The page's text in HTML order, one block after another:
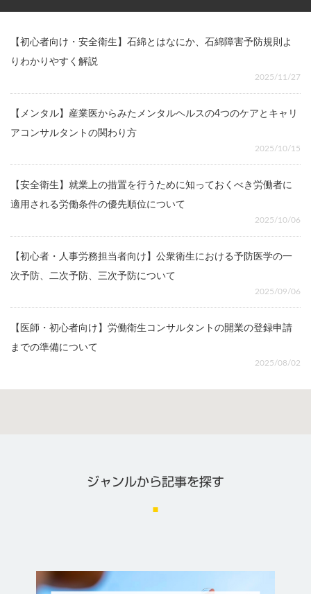
【初心者向け・安全衛生】石綿とはなにか、石綿障害予防規則よ
りわかりやすく解説
2025/11/27
【メンタル】産業医からみたメンタルヘルスの4つのケアとキャリ
アコンサルタントの関わり方
2025/10/15
【安全衛生】就業上の措置を行うために知っておくべき労働者に
適用される労働条件の優先順位について
2025/10/06
【初心者・人事労務担当者向け】公衆衛生における予防医学の一
次予防、二次予防、三次予防について
2025/09/06
【医師・初心者向け】労働衛生コンサルタントの開業の登録申請
までの準備について
2025/08/02
ジャンルから記事を探す